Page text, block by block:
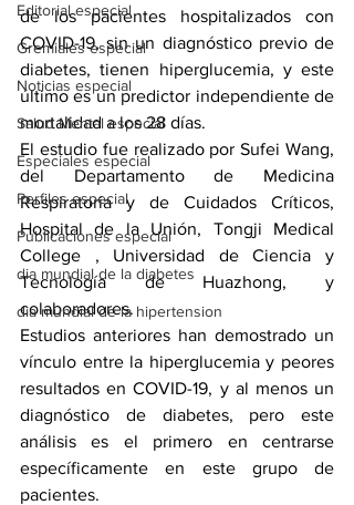
Editorial especial
Gremiales especial
Noticias especial
Salud Mental especial
Especiales especial
Perfiles especial
Publicaciones especial
dia mundial de la diabetes
dia mundial de la hipertension
de los pacientes hospitalizados con
COVID-19, sin un diagnóstico previo de
diabetes, tienen hiperglucemia, y este
último es un predictor independiente de
mortalidad a los 28 días.
El estudio fue realizado por Sufei Wang,
del Departamento de Medicina
Respiratoria y de Cuidados Críticos,
Hospital de la Unión, Tongji Medical
College , Universidad de Ciencia y
Tecnología de Huazhong, y
colaboradores.
Estudios anteriores han demostrado un
vínculo entre la hiperglucemia y peores
resultados en COVID-19, y al menos un
diagnóstico de diabetes, pero este
análisis es el primero en centrarse
específicamente en este grupo de
pacientes.